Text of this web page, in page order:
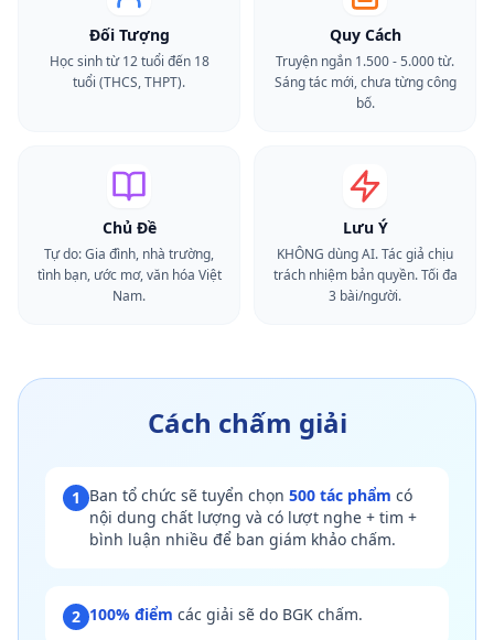
Đối Tượng
Học sinh từ 12 tuổi đến 18
tuổi (THCS, THPT).
Quy Cách
Truyện ngắn 1.500 - 5.000 từ.
Sáng tác mới, chưa từng công
bố.
Chủ Đề
Tự do: Gia đình, nhà trường,
tình bạn, ước mơ, văn hóa Việt
Nam.
Lưu Ý
KHÔNG dùng AI. Tác giả chịu
trách nhiệm bản quyền. Tối đa
3 bài/người.
Cách chấm giải
1 Ban tổ chức sẽ tuyển chọn 500 tác phẩm có
nội dung chất lượng và có lượt nghe + tim +
bình luận nhiều để ban giám khảo chấm.
2 100% điểm các giải sẽ do BGK chấm.